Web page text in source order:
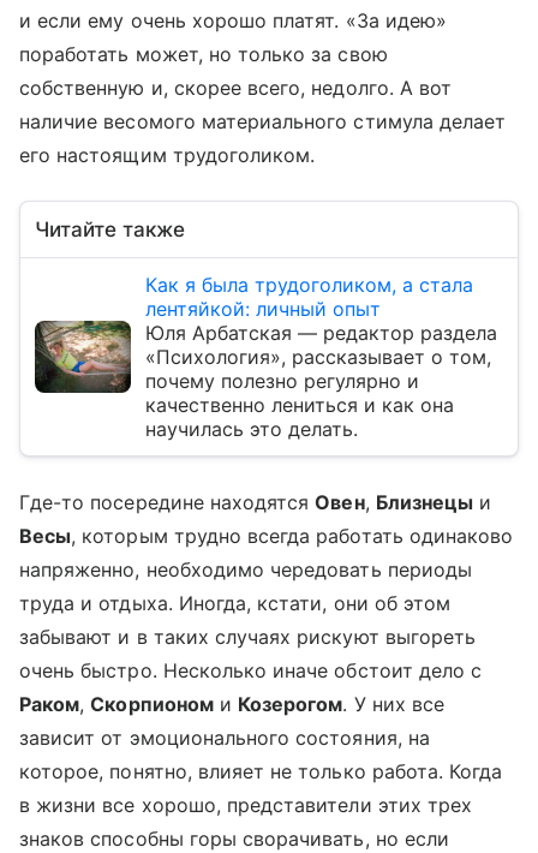
и если ему очень хорошо платят. «За идею»
поработать может, но только за свою
собственную и, скорее всего, недолго. А вот
наличие весомого материального стимула делает
его настоящим трудоголиком.
Читайте также
Как я была трудоголиком, а стала
лентяйкой: личный опыт
Юля Арбатская — редактор раздела
«Психология», рассказывает о том,
почему полезно регулярно и
качественно лениться и как она
научилась это делать.
Где-то посередине находятсяОвен, Близнецы и
Весы, которым трудно всегда работать одинаково
напряженно, необходимо чередовать периоды
труда и отдыха. Иногда, кстати, они об этом
забывают и в таких случаях рискуют выгореть
очень быстро. Несколько иначе обстоит дело с
Раком,Скорпиономи Козерогом. У них все
зависит от эмоционального состояния, на
которое, понятно, влияет не только работа. Когда
в жизни все хорошо, представители этих трех
знаков способны горы сворачивать, но если